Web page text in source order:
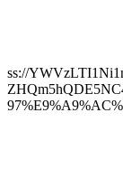
ss://